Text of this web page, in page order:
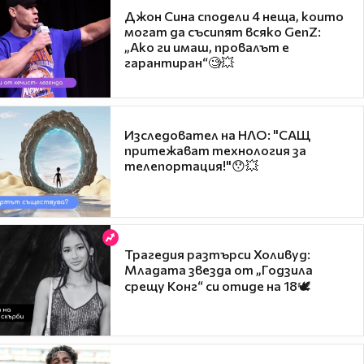
Джон Сина сподели 4 неща, които
могат да съсипят всяко GenZ:
„Ако ги имаш, провалът е
гарантиран“🧐💥
Изследовател на НЛО: "САЩ
притежават технология за
телепортация!"😯💥
Трагедия разтърси Холивуд:
Младата звезда от „Годзила
срещу Конг“ си отиде на 18🕊️